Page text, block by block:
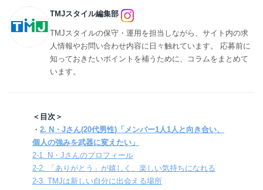
TMJスタイル編集部
TMJスタイルの保守・運用を担当しながら、サイト内の求
人情報やお問い合わせ内容に日々触れています。 応募前に
知っておきたいポイントを補うために、コラムをまとめて
います。
＜目次＞
・ 2. N・Jさん(20代男性)「メンバー1人1人と向き合い、
個人の強みを武器に変えたい」
2-1. N・Jさんのプロフィール
2-2. 「ありがとう」が嬉しく、楽しい気持ちになれる
2-3. TMJは新しい自分に出会える場所